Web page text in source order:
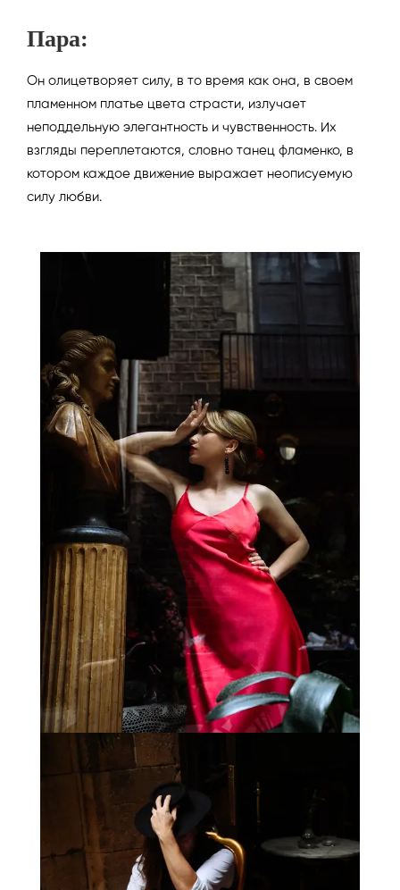
Пара:
Он олицетворяет силу, в то время как она, в своем
пламенном платье цвета страсти, излучает
неподдельную элегантность и чувственность. Их
взгляды переплетаются, словно танец фламенко, в
котором каждое движение выражает неописуемую
силу любви.